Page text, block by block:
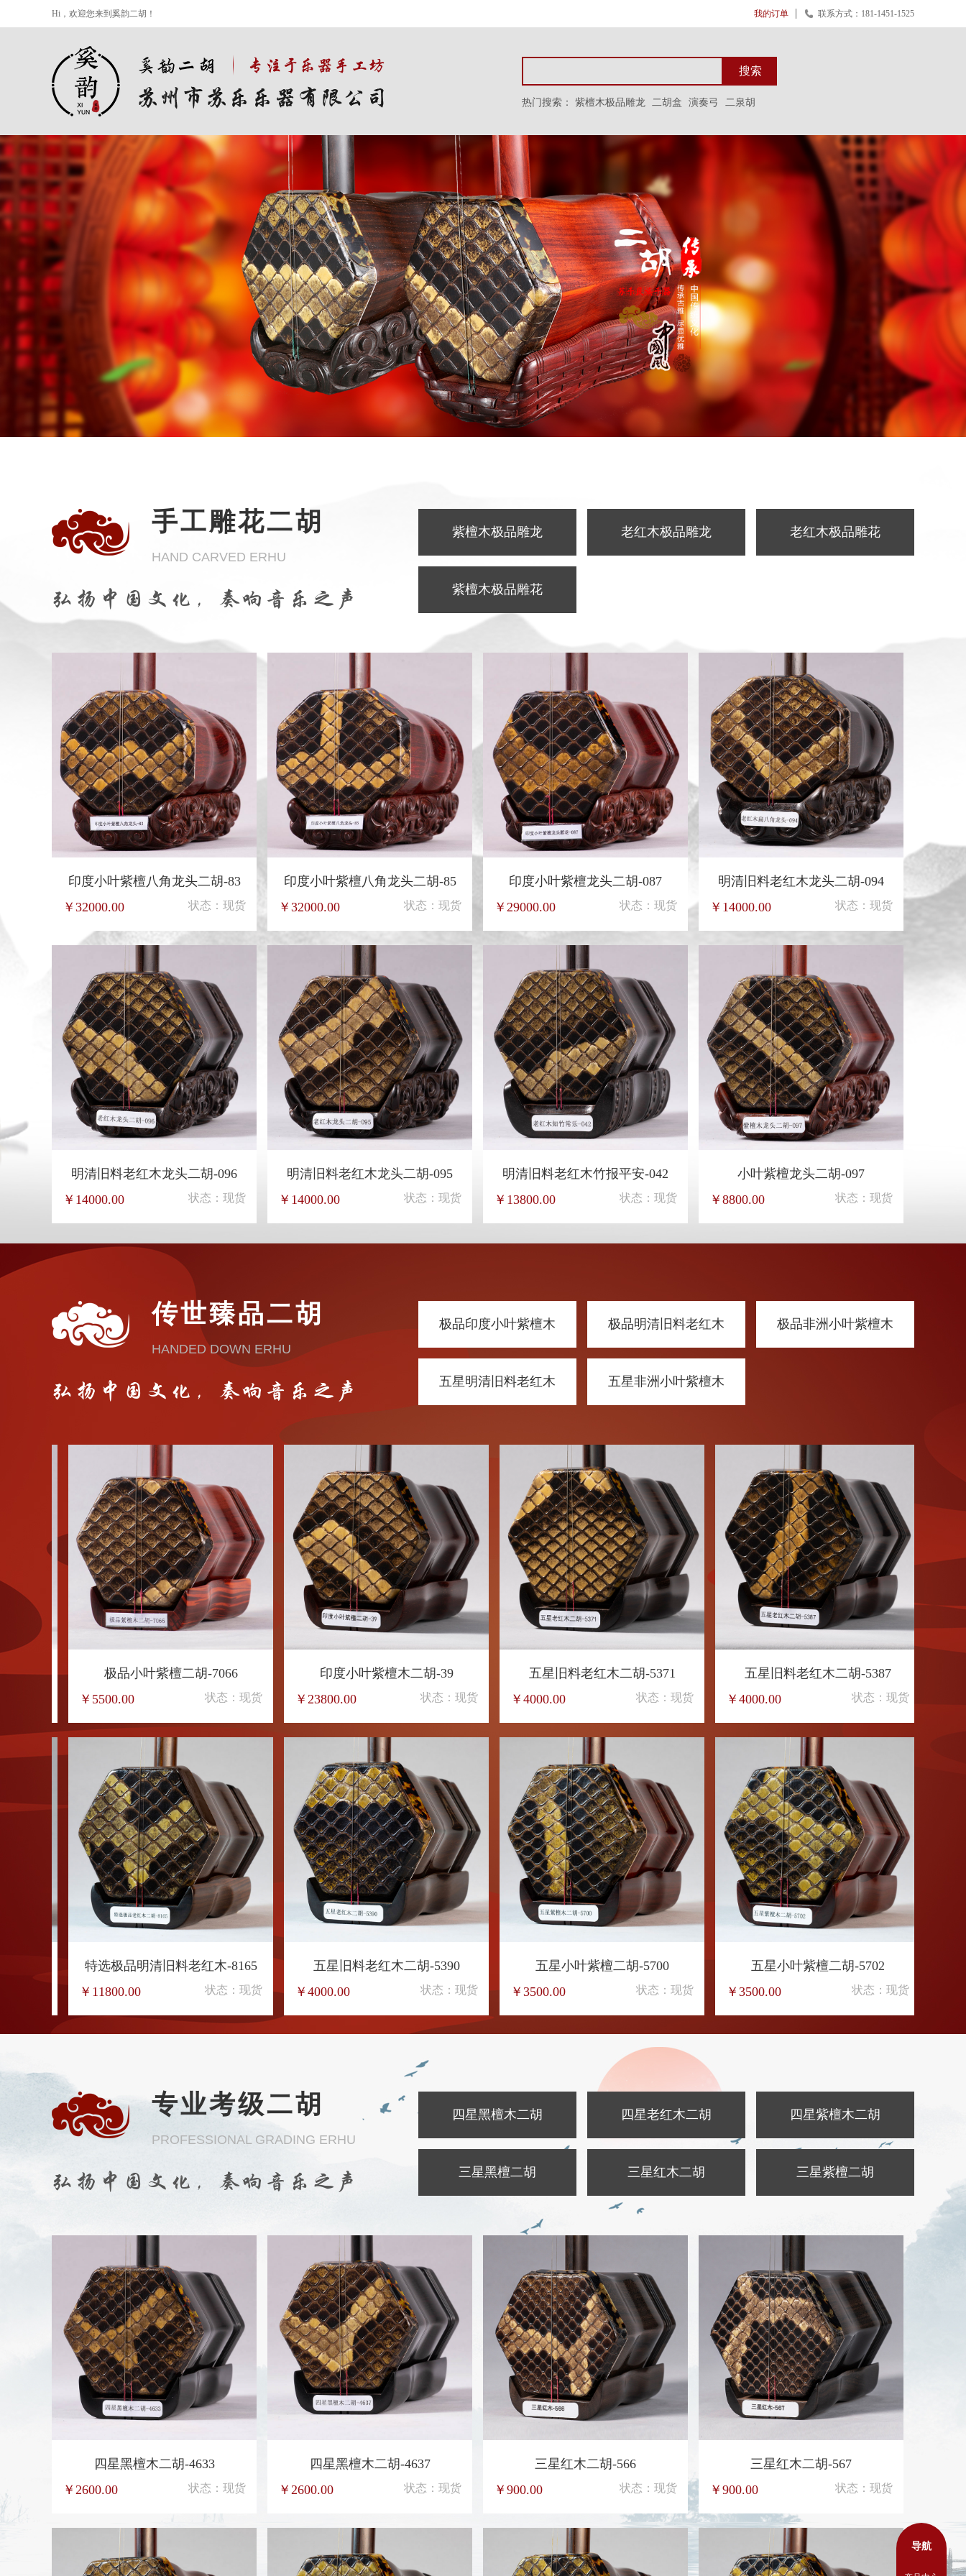
Hi，欢迎您来到奚韵二胡！ 我的订单 联系方式：181-1451-1525
搜索
热门搜索： 紫檀木极品雕龙 二胡盒 演奏弓 二泉胡
手工雕花二胡
HAND CARVED ERHU
弘扬中国文化，奏响音乐之声
紫檀木极品雕龙 老红木极品雕龙 老红木极品雕花
紫檀木极品雕花
印度小叶紫檀八角龙头二胡-83
￥32000.00
状态：现货
印度小叶紫檀八角龙头二胡-85
￥32000.00
状态：现货
印度小叶紫檀龙头二胡-087
￥29000.00
状态：现货
明清旧料老红木龙头二胡-094
￥14000.00
状态：现货
明清旧料老红木龙头二胡-096
￥14000.00
状态：现货
明清旧料老红木龙头二胡-095
￥14000.00
状态：现货
明清旧料老红木竹报平安-042
￥13800.00
状态：现货
小叶紫檀龙头二胡-097
￥8800.00
状态：现货
传世臻品二胡
HANDED DOWN ERHU
弘扬中国文化，奏响音乐之声
极品印度小叶紫檀木 极品明清旧料老红木 极品非洲小叶紫檀木
五星明清旧料老红木 五星非洲小叶紫檀木
极品小叶紫檀二胡-7065
￥5500.00
状态：现货
极品明清旧料老红木-8151
￥6980.00
状态：现货
极品小叶紫檀二胡-7066
￥5500.00
状态：现货
印度小叶紫檀木二胡-39
￥23800.00
状态：现货
特选极品明清旧料老红木-8168
￥11800.00
状态：现货
特选极品明清旧料老红木-8167
￥11800.00
状态：现货
特选极品明清旧料老红木-8165
￥11800.00
状态：现货
五星旧料老红木二胡-5390
￥4000.00
状态：现货
专业考级二胡
PROFESSIONAL GRADING ERHU
弘扬中国文化，奏响音乐之声
四星黑檀木二胡 四星老红木二胡 四星紫檀木二胡
三星黑檀二胡 三星红木二胡 三星紫檀二胡
三星黑檀木二胡-885
￥900.00
状态：现货
三星黑檀木二胡-883
￥900.00
状态：现货
四星黑檀木二胡-4633
￥2600.00
状态：现货
四星黑檀木二胡-4637
￥2600.00
状态：现货
导航